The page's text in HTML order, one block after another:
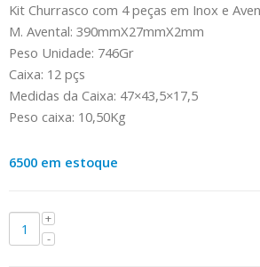
Kit Churrasco com 4 peças em Inox e
M. Avental: 390mmX27mmX2mm
Peso Unidade: 746Gr
Caixa: 12 pçs
Medidas da Caixa: 47×43,5×17,5
Peso caixa: 10,50Kg
6500 em estoque